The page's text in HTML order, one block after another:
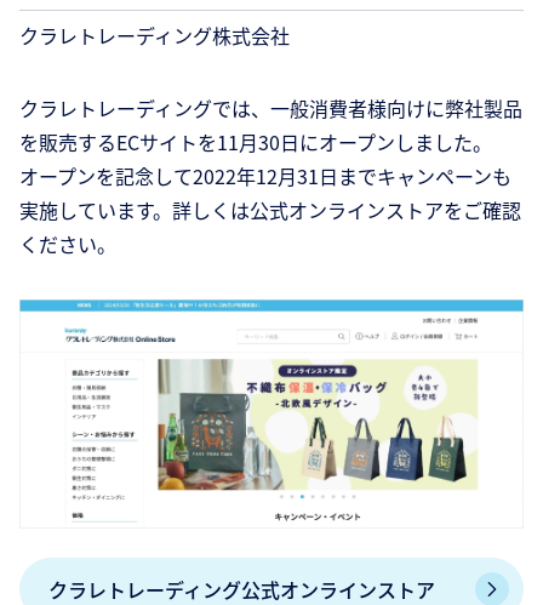
クラレトレーディング株式会社
クラレトレーディングでは、一般消費者様向けに弊社製品
を販売するECサイトを11月30日にオープンしました。
オープンを記念して2022年12月31日までキャンペーンも
実施しています。詳しくは公式オンラインストアをご確認
ください。
クラレトレーディング公式オンラインストア